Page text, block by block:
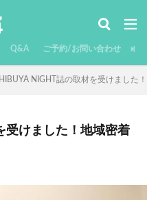
Q&A ご予約/お問い合わせ
NIGHT誌の取材を受けました
受けました！地域密着